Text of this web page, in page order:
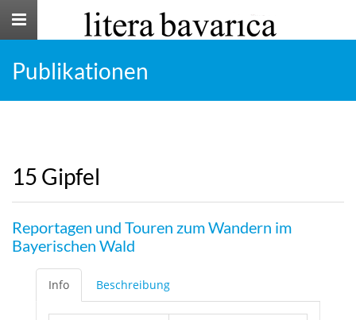
Toggle
Publikationen
15 Gipfel
Reportagen und Touren zum Wandern im
Bayerischen Wald
Info Beschreibung